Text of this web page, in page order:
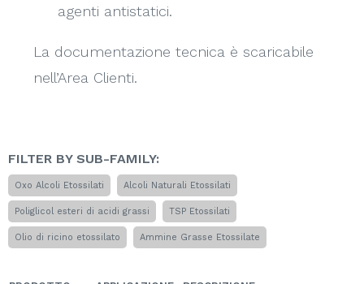
agenti antistatici.
La documentazione tecnica è scaricabile
nell’Area Clienti.
FILTER BY SUB-FAMILY:
Oxo Alcoli Etossilati Alcoli Naturali Etossilati
Poliglicol esteri di acidi grassi TSP Etossilati
Olio di ricino etossilato Ammine Grasse Etossilate